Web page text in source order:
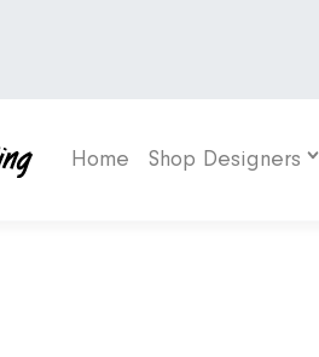
Home Shop Designers